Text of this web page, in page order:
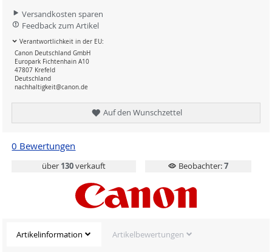
Versandkosten sparen
Feedback zum Artikel
Verantwortlichkeit in der EU:
Canon Deutschland GmbH
Europark Fichtenhain A10
47807 Krefeld
Deutschland
nachhaltigkeit@canon.de
Auf den Wunschzettel
0 Bewertungen
über 130verkauft Beobachter:7
Artikelinformation Artikelbewertungen